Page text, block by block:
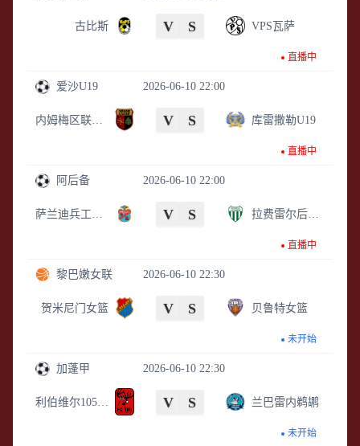
古比斯 V S VPS瓦萨
直播中
2026-06-10 22:00
爱沙U19
V S 库雷撒勒U19
直播中
2026-06-10 22:00
阿后备
V S
直播中
2026-06-10 22:30
黎巴嫩女联
贺米尼门女篮 V S 贝鲁特女篮
未开始
2026-06-10 22:30
加蓬甲
V S 兰巴雷内鹈鹕
未开始